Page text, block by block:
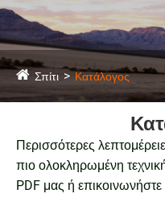
Σπίτι Κατάλογος
Περισσότερες
πιο ολοκληρωμένη
PDF μας ή